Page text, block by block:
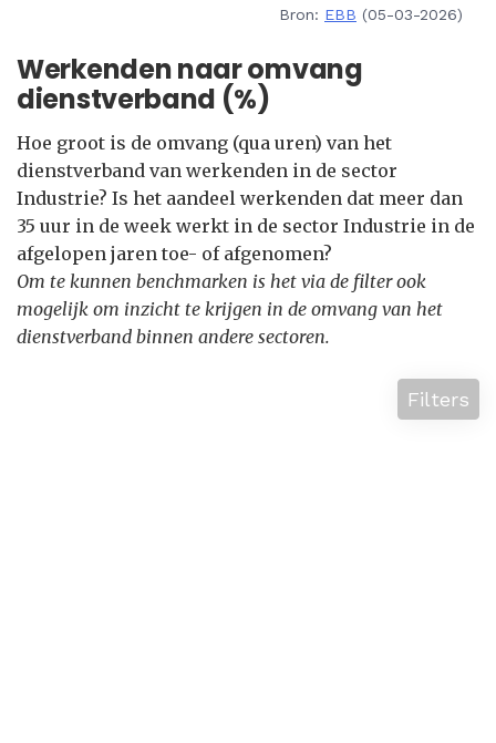
Bron: EBB (05-03-2026)
Werkenden naar omvang
dienstverband (%)
Hoe groot is de omvang (qua uren) van het
dienstverband van werkenden in de sector
Industrie? Is het aandeel werkenden dat meer dan
35 uur in de week werkt in de sector Industrie in de
afgelopen jaren toe- of afgenomen?
Om te kunnen benchmarken is het via de filter ook
mogelijk om inzicht te krijgen in de omvang van het
dienstverband binnen andere sectoren.
Filters